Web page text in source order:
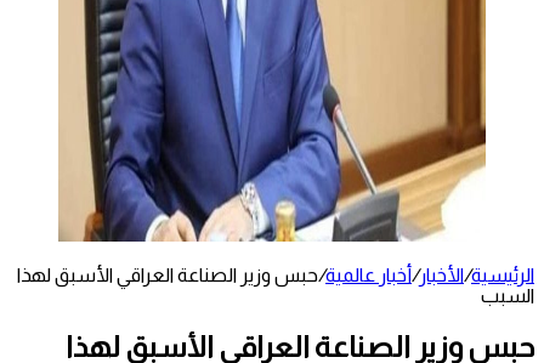
الرئيسية/الأخبار/أخبار عالمية/حبس وزير الصناعة العراقي الأسبق لهذا
السبب
حبس وزير الصناعة العراقي الأسبق لهذا